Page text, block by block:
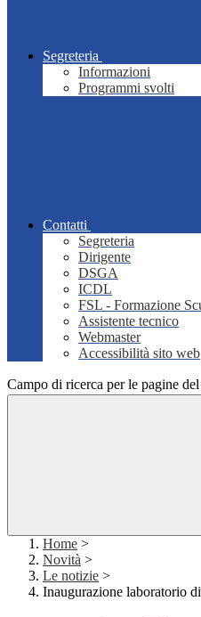
Segreteria
Informazioni
Programmi svolti
Contatti
Segreteria
Dirigente
DSGA
ICDL
FSL - Formazione
Assistente tecnico
Webmaster
Accessibilità sito web
Campo di ricerca per le pagine
Home >
Novità >
Le notizie >
Inaugurazione laboratorio